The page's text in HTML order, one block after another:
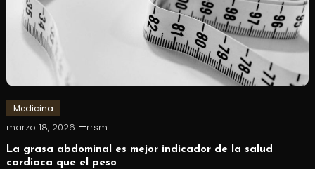
Medicina
marzo 18, 2026 rrsm
La grasa abdominal es mejor indicador de la salud
cardiaca que el peso